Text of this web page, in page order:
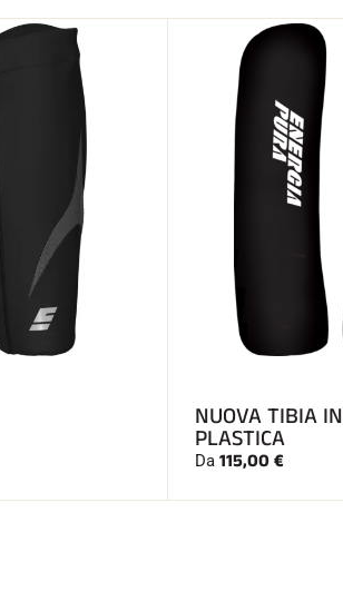
NUOVA TIBIA IN
PLASTICA
Da 115,00 €